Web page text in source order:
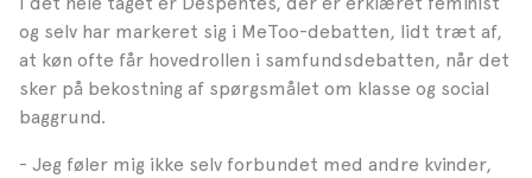
og selv har markeret sig i MeToo-debatten, lidt træt af,
at køn ofte får hovedrollen i samfundsdebatten, når det
sker på bekostning af spørgsmålet om klasse og social
baggrund.
- Jeg føler mig ikke selv forbundet med andre kvinder,